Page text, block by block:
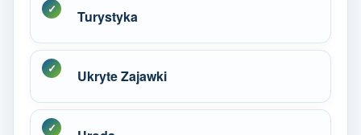
Turystyka
Ukryte Zajawki